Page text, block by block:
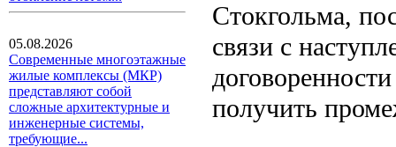
05.08.2026
Современные многоэтажные
жилые комплексы (МКР)
представляют собой
сложные архитектурные и
инженерные системы,
требующие...
Стокгольма,
связи с
получить